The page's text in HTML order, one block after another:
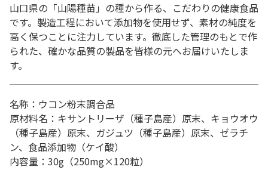
山口県の「山陽種苗」の種から作る、こだわりの健康食品
です。製造工程において添加物を使用せず、素材の純度を
高く保つことに注力しています。徹底した管理のもとで作
られた、確かな品質の製品を皆様の元へお届けいたしま
す。
名称：ウコン粉末調合品
原材料名：キサントリーザ（種子島産）原末、キョウオウ
（種子島産）原末、ガジュツ（種子島産）原末、ゼラチ
ン、食品添加物（ケイ酸）
内容量：30g（250mg×120粒）